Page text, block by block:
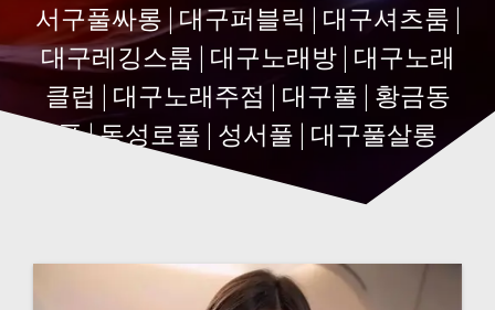
서구풀싸롱 | 대구퍼블릭 | 대구셔츠룸 |
대구레깅스룸 | 대구노래방 | 대구노래
클럽 | 대구노래주점 | 대구풀 | 황금동
풀 | 동성로풀 | 성서풀 | 대구풀살롱